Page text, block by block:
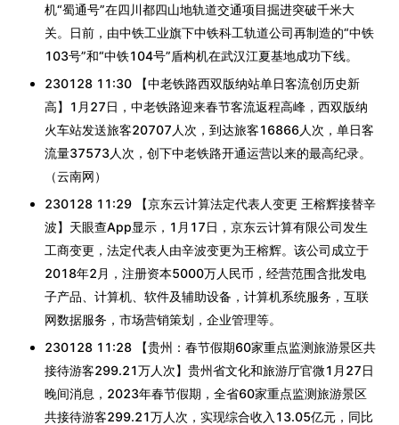
机“蜀通号”在四川都四山地轨道交通项目掘进突破千米大
关。日前，由中铁工业旗下中铁科工轨道公司再制造的“中铁
103号”和“中铁104号”盾构机在武汉江夏基地成功下线。
230128 11:30 【中老铁路西双版纳站单日客流创历史新
高】1月27日，中老铁路迎来春节客流返程高峰，西双版纳
火车站发送旅客20707人次，到达旅客16866人次，单日客
流量37573人次，创下中老铁路开通运营以来的最高纪录。
（云南网）
230128 11:29 【京东云计算法定代表人变更 王榕辉接替辛
波】天眼查App显示，1月17日，京东云计算有限公司发生
工商变更，法定代表人由辛波变更为王榕辉。该公司成立于
2018年2月，注册资本5000万人民币，经营范围含批发电
子产品、计算机、软件及辅助设备，计算机系统服务，互联
网数据服务，市场营销策划，企业管理等。
230128 11:28 【贵州：春节假期60家重点监测旅游景区共
接待游客299.21万人次】贵州省文化和旅游厅官微1月27日
晚间消息，2023年春节假期，全省60家重点监测旅游景区
共接待游客299.21万人次，实现综合收入13.05亿元，同比